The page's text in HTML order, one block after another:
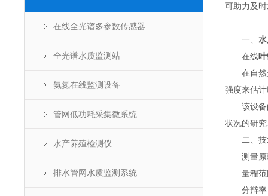
在线全光谱多参数传感器
全光谱水质监测站
氨氮在线监测设备
管网低功耗采集微系统
水产养殖检测仪
排水管网水质监测系统
可助力及
一、
在线
在自然光
强度来估
该设备的
状况的研
二、技
测量原
量程范
分辩率